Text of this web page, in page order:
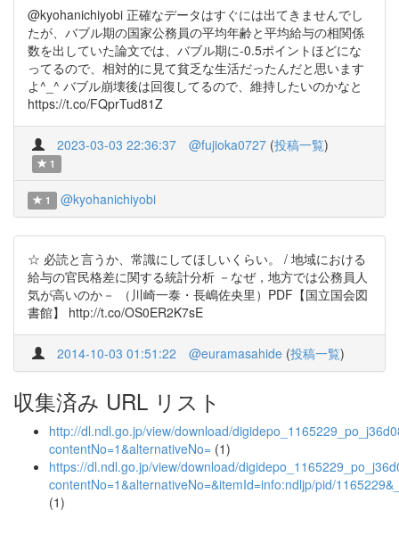
@kyohanichiyobi 正確なデータはすぐには出てきませんでし
たが、バブル期の国家公務員の平均年齢と平均給与の相関係
数を出していた論文では、バブル期に-0.5ポイントほどにな
ってるので、相対的に見て貧乏な生活だったんだと思います
よ^_^ バブル崩壊後は回復してるので、維持したいのかなと
https://t.co/FQprTud81Z
2023-03-03 22:36:37 @fujioka0727 (投稿一覧)
1
1 @kyohanichiyobi
☆ 必読と言うか、常識にしてほしいくらい。 / 地域における
給与の官民格差に関する統計分析 －なぜ，地方では公務員人
気が高いのか－ （川崎一泰・長嶋佐央里）PDF【国立国会図
書館】 http://t.co/OS0ER2K7sE
2014-10-03 01:51:22 @euramasahide (投稿一覧)
収集済み URL リスト
http://dl.ndl.go.jp/view/download/
contentNo=1&alternativeNo= (1)
https://dl.ndl.go.jp/view/download/
contentNo=1&alternativeNo=&itemId=info:ndljp/pid/
(1)